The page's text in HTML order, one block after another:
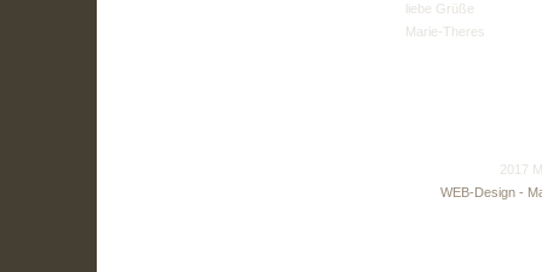
liebe Grüße
Marie-Theres
2017
WEB-Design -